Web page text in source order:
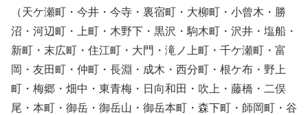
（天ケ瀬町・今井・今寺・裏宿町・大柳町・小曾木・勝
沼・河辺町・上町・木野下・黒沢・駒木町・沢井・塩船・
新町・末広町・住江町・大門・滝ノ上町・千ケ瀬町・富
岡・友田町・仲町・長淵・成木・西分町・根ケ布・野上
町・梅郷・畑中・東青梅・日向和田・吹上・藤橋・二俣
尾・本町・御岳・御岳山・御岳本町・森下町・師岡町・谷